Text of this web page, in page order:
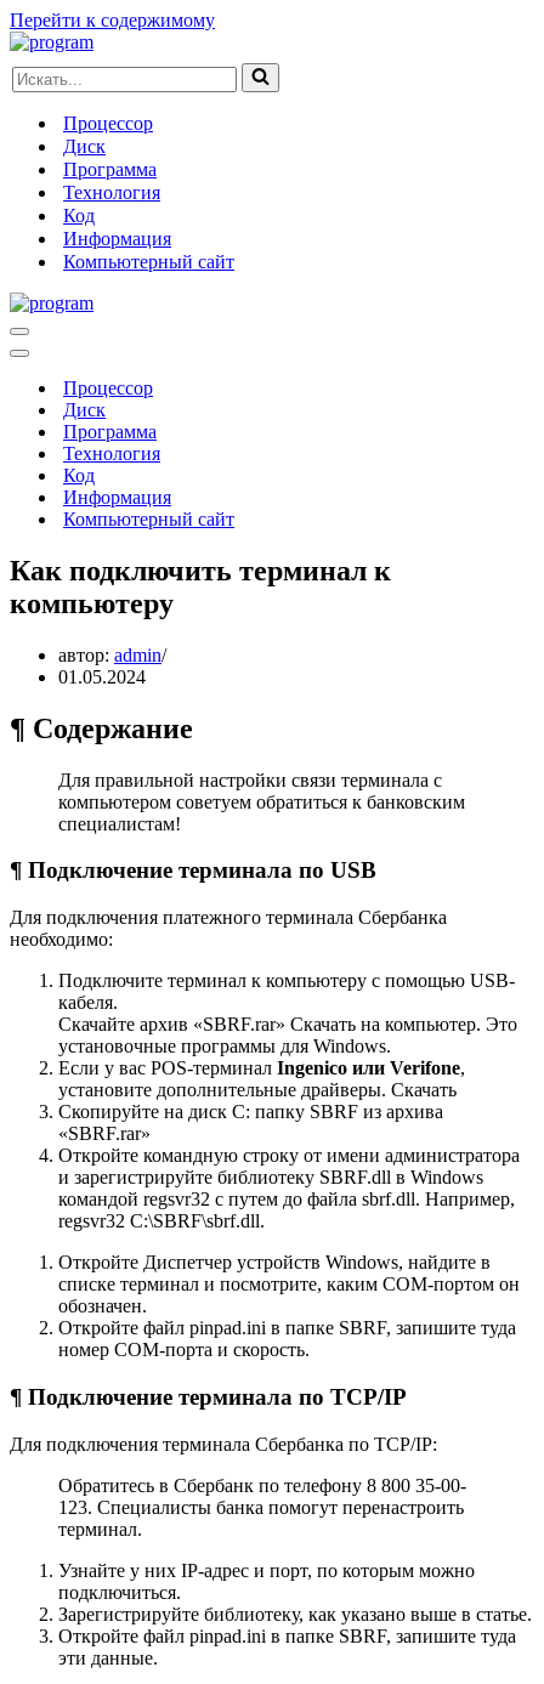
Перейти к содержимому
Искать...
Процессор
Диск
Программа
Технология
Код
Информация
Компьютерный сайт
Меню
навигации
Меню
навигацииПроцессор
Диск
Программа
Технология
Код
Информация
Компьютерный сайт
Как подключить терминал к
компьютеру
автор: admin
01.05.2024
¶ Содержание
Для правильной настройки связи терминала с
компьютером советуем обратиться к банковским
специалистам!
¶ Подключение терминала по USB
Для подключения платежного терминала Сбербанка
необходимо:
Подключите терминал к компьютеру с помощью USB-
кабеля.
Скачайте архив «SBRF.rar» Скачать на компьютер. Это
установочные программы для Windows.
Если у вас POS-терминал Ingenico или Verifone,
установите дополнительные драйверы. Скачать
Скопируйте на диск С: папку SBRF из архива
«SBRF.rar»
Откройте командную строку от имени администратора
и зарегистрируйте библиотеку SBRF.dll в Windows
командой regsvr32 с путем до файла sbrf.dll. Например,
regsvr32 C:\SBRF\sbrf.dll.
Откройте Диспетчер устройств Windows, найдите в
списке терминал и посмотрите, каким COM-портом он
обозначен.
Откройте файл pinpad.ini в папке SBRF, запишите туда
номер COM-порта и скорость.
¶ Подключение терминала по TCP/IP
Для подключения терминала Сбербанка по TCP/IP:
Обратитесь в Сбербанк по телефону 8 800 35-00-
123. Специалисты банка помогут перенастроить
терминал.
Узнайте у них IP-адрес и порт, по которым можно
подключиться.
Зарегистрируйте библиотеку, как указано выше в статье.
Откройте файл pinpad.ini в папке SBRF, запишите туда
эти данные.